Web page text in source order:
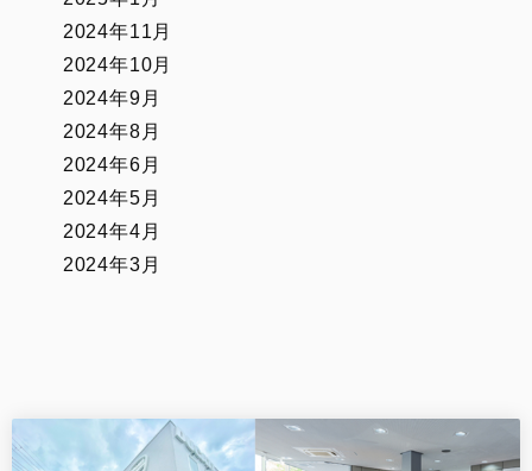
2024年11月
2024年10月
2024年9月
2024年8月
2024年6月
2024年5月
2024年4月
2024年3月